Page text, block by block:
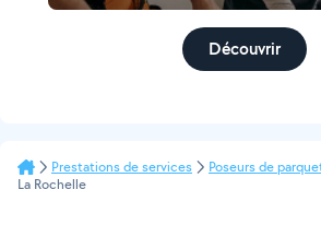
Découvrir
Prestations de services Poseurs de
La Rochelle